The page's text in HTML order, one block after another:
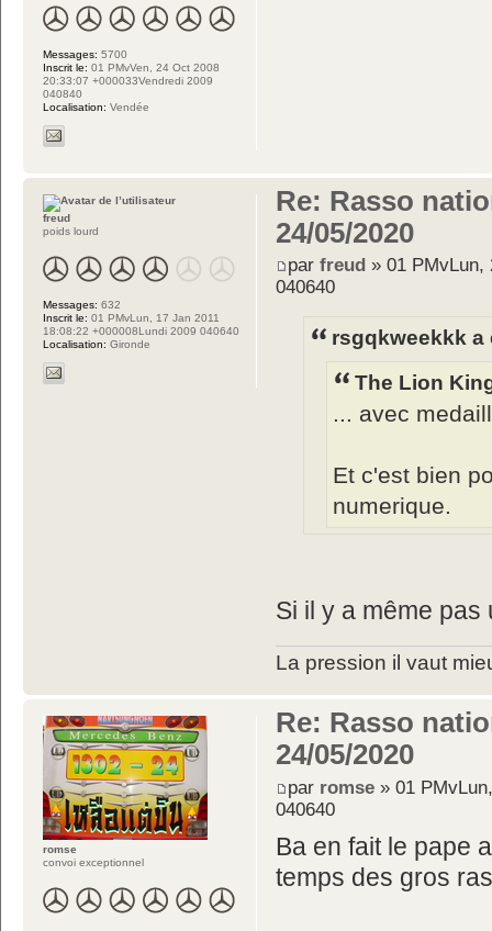
Messages: 5700
Inscrit le: 01 PMvVen, 24 Oct 2008
20:33:07 +000033Vendredi 2009
040840
Localisation: Vendée
Re: Rasso
24/05/2020
parfreud » 01 PMvLun,
040640
rsgqkweekkk a
The Lion
... avec
Et c'est bien
numerique.
Si il y a même pas
La pression il vaut
freud
poids lourd
Messages: 632
Inscrit le: 01 PMvLun, 17 Jan 2011
18:08:22 +000008Lundi 2009 040640
Localisation: Gironde
Re: Rasso
24/05/2020
par romse » 01
040640
Ba en fait le pape
temps des gros
romse
convoi exceptionnel